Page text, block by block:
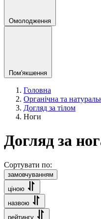
Омолодження
Пом'якшення
Головна
Органічна та
Догляд за тілом
Ноги
Догляд за
Сортувати по:
замовчуванням
ціною
назвою
рейтингу